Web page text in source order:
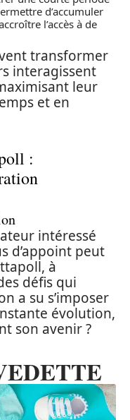
d’accumuler
l’accès à de
transformer
interagissent
leur
et en
:
intéressé
d’appoint peut
à
défis qui
a su s’imposer
évolution,
son avenir ?